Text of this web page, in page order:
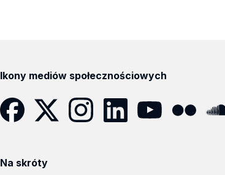
Ikony mediów społecznościowych
Na skróty